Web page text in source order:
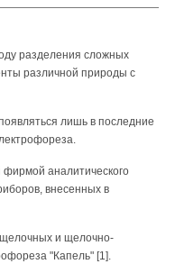
разделения сложных
различной природы с
лишь в последние
аналитического
внесенных в
щелочных и щелочно-
"Капель" [1].